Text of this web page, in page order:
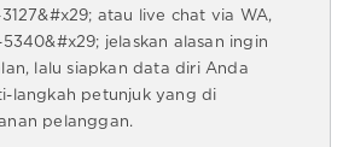
atau live chat via WA,
jelaskan alasan ingin
lalu siapkan data diri Anda
langkah petunjuk yang di
pelanggan.